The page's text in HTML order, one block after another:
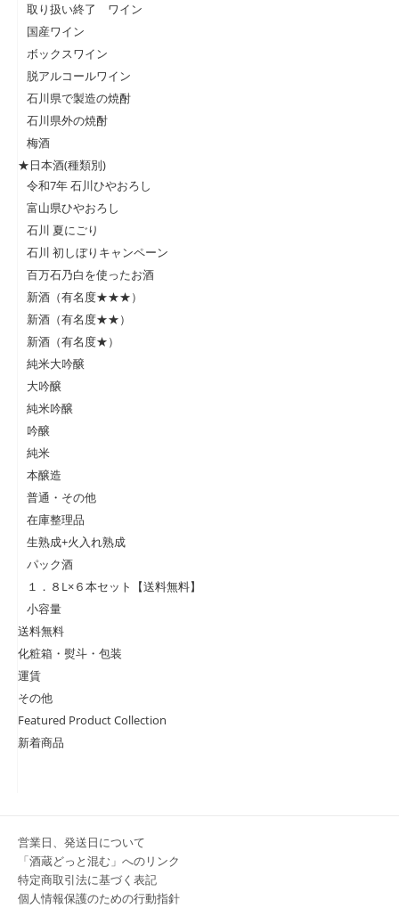
取り扱い終了 ワイン
国産ワイン
ボックスワイン
脱アルコールワイン
石川県で製造の焼酎
石川県外の焼酎
梅酒
★日本酒(種類別)
令和7年 石川ひやおろし
富山県ひやおろし
石川 夏にごり
石川 初しぼりキャンペーン
百万石乃白を使ったお酒
新酒（有名度★★★）
新酒（有名度★★）
新酒（有名度★）
純米大吟醸
大吟醸
純米吟醸
吟醸
純米
本醸造
普通・その他
在庫整理品
生熟成+火入れ熟成
パック酒
１．８L×６本セット【送料無料】
小容量
送料無料
化粧箱・熨斗・包装
運賃
その他
Featured Product Collection
新着商品
営業日、発送日について
「酒蔵どっと混む」へのリンク
特定商取引法に基づく表記
個人情報保護のための行動指針